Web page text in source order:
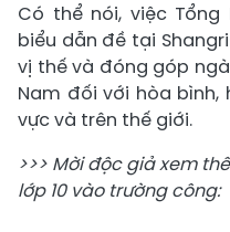
Có thể nói, việc
biểu dẫn đề tại
vị thế và đóng góp
Nam đối với hòa
vực và trên thế giới.
>>> Mời độc giả xem
lớp 10 vào trường công: